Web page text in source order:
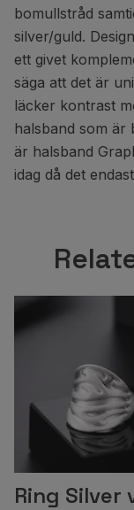
bomullstråd
silver/guld.
ett givet
säga att det är
läcker kontrast
halsband som är
är halsband
idag då det
Ring Silver